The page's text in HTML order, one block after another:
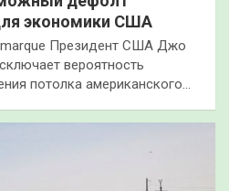
экономики США
Президент США Джо
вероятность
потолка американского…